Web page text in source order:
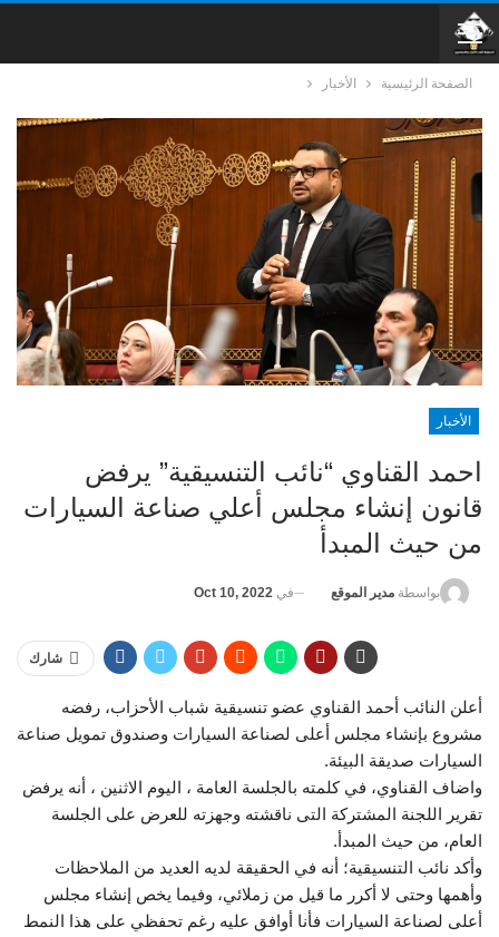
الصفحة الرئيسية الأخبار
الأخبار
احمد القناوي “نائب التنسيقية” يرفض
قانون إنشاء مجلس أعلي صناعة السيارات
من حيث المبدأ
بواسطة مدير الموقع في Oct 10, 2022
شارك
أعلن النائب أحمد القناوي عضو تنسيقية شباب الأحزاب، رفضه
مشروع بإنشاء مجلس أعلى لصناعة السيارات وصندوق تمويل صناعة
السيارات صديقة البيئة.
واضاف القناوي، في كلمته بالجلسة العامة ، اليوم الاثنين ، أنه يرفض
تقرير اللجنة المشتركة التى ناقشته وجهزته للعرض على الجلسة
العام، من حيث المبدأ.
وأكد نائب التنسيقية؛ أنه في الحقيقة لديه العديد من الملاحظات
وأهمها وحتى لا أكرر ما قيل من زملائي، وفيما يخص إنشاء مجلس
أعلى لصناعة السيارات فأنا أوافق عليه رغم تحفظي على هذا النمط